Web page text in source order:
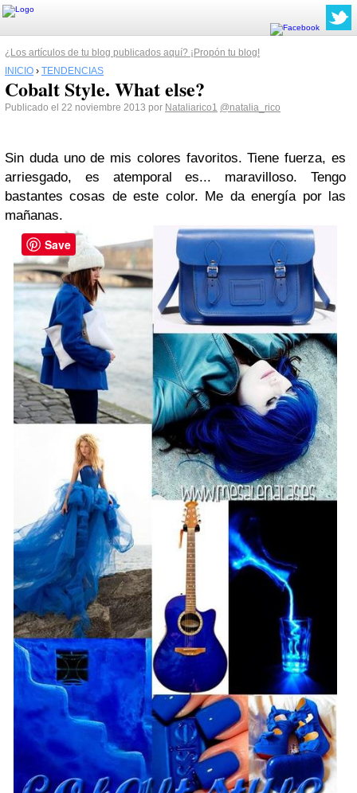
¿Los artículos de tu blog publicados aquí? ¡Propón tu blog!
INICIO › TENDENCIAS
Cobalt Style. What else?
Publicado el 22 noviembre 2013 por Nataliarico1 @natalia_rico
Sin duda uno de mis colores favoritos. Tiene fuerza, es
arriesgado, es atemporal es... maravilloso.
Tengo
bastantes cosas de este color. Me da energía por las
mañanas.
Save